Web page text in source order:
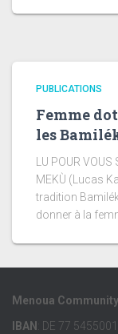
PUBLICATIONS
Femme
les
LU POUR VOUS
MEKÙ (Lucas
tradition
donner à la
Menoua
IBAN : DE 77